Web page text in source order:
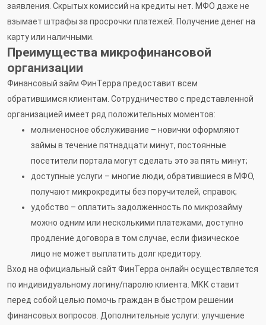
заявления. Скрытых комиссий на кредиты нет. МФО даже не
взымает штрафы за просрочки платежей. Получение денег на
карту или наличными.
Преимущества микрофинансовой
организации
Финансовый займ ФинТерра предоставит всем
обратившимся клиентам. Сотрудничество с представленной
организацией имеет ряд положительных моментов:
молниеносное обслуживание – новички оформляют
займы в течение пятнадцати минут, постоянные
посетители портала могут сделать это за пять минут;
доступные услуги – многие люди, обратившиеся в МФО,
получают микрокредиты без поручителей, справок;
удобство – оплатить задолженность по микрозайму
можно одним или несколькими платежами, доступно
продление договора в том случае, если физическое
лицо не может выплатить долг кредитору.
Вход на официальный сайт ФинТерра онлайн осуществляется
по индивидуальному логину/паролю клиента. МКК ставит
перед собой целью помочь граждан в быстром решении
финансовых вопросов. Дополнительные услуги: улучшение